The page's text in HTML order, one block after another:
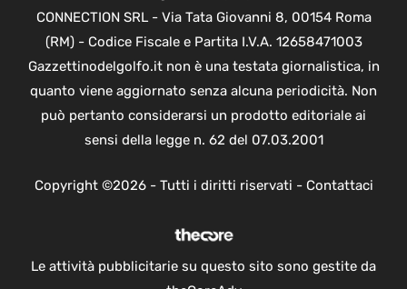
CONNECTION SRL - Via Tata Giovanni 8, 00154 Roma
(RM) - Codice Fiscale e Partita I.V.A. 12658471003
Gazzettinodelgolfo.it non è una testata giornalistica, in
quanto viene aggiornato senza alcuna periodicità. Non
può pertanto considerarsi un prodotto editoriale ai
sensi della legge n. 62 del 07.03.2001
Copyright ©2026 - Tutti i diritti riservati - Contattaci
Le attività pubblicitarie su questo sito sono gestite da